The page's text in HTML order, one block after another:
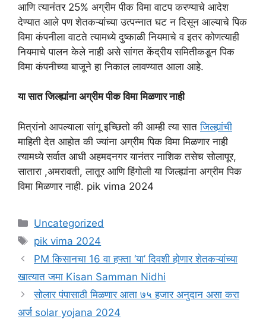
आणि त्यानंतर 25% अग्रीम पीक विमा वाटप करण्याचे आदेश
देण्यात आले पण शेतकऱ्यांच्या उत्पन्नात घट न दिसून आल्याचे पिक
विमा कंपनीला वाटते त्यामध्ये दुष्काळी नियमाचे व इतर कोणत्याही
नियमाचे पालन केले नाही असे सांगत केंद्रीय समितीकडून पिक
विमा कंपनीच्या बाजूने हा निकाल लावण्यात आला आहे.
या सात जिल्ह्यांना अग्रीम पीक विमा मिळणार नाही
मित्रांनो आपल्याला सांगू इच्छितो की आम्ही त्या सातजिल्ह्यांची
माहिती देत आहोत की ज्यांना अग्रीम पिक विमा मिळणार नाही
त्यामध्ये सर्वात आधी अहमदनगर यानंतर नाशिक तसेच सोलापूर,
सातारा ,अमरावती, लातूर आणि हिंगोली या जिल्ह्यांना अग्रीम पिक
विमा मिळणार नाही. pik vima 2024
Categories
Uncategorized
Tags
pik vima 2024
PM किसानचा 16 वा हफ्ता ‘या’ दिवशी होणार शेतकऱ्यांच्या
खात्यात जमा Kisan Samman Nidhi
सोलार पंपासाठी मिळणार आता ७५ हजार अनुदान असा करा
अर्ज solar yojana 2024